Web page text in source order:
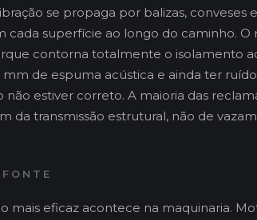
se propaga por balizas, conveses
cada superfície ao longo do caminho. O
contorna totalmente o isolamento
de espuma acústica e ainda ter
estiver correto. A maioria das
da transmissão estrutural, não de
mais eficaz acontece na maquinaria.